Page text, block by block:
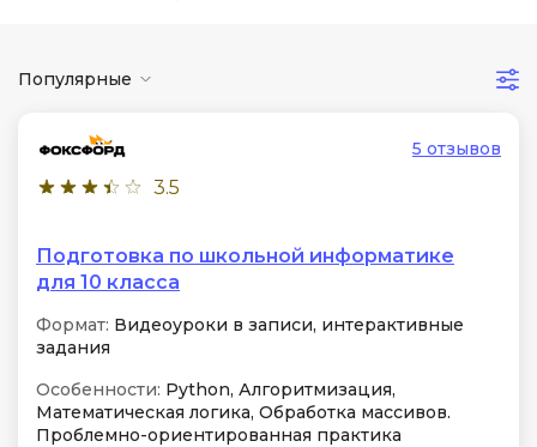
Популярные
3.5
5 отзывов
Подготовка по школьной информатике
для 10 класса
Формат: Видеоуроки в записи, интерактивные
задания
Особенности: Python, Алгоритмизация,
Математическая логика, Обработка массивов.
Проблемно-ориентированная практика